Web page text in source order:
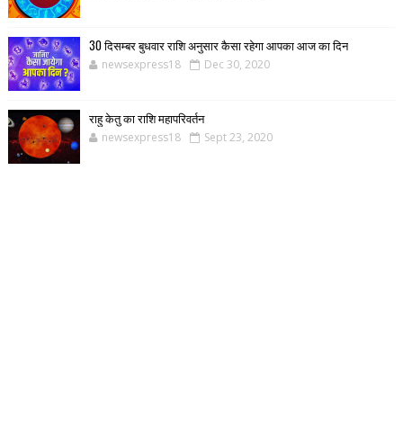
30 दिसम्बर बुधवार राशि अनुसार कैसा रहेगा आपका आज का दिन
newsexpress18 Dec 30, 2020
राहु केतु का राशि महापरिवर्तन
newsexpress18 Sept 23, 2020